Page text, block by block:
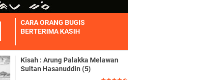
CARA ORANG BUGIS
BERTERIMA KASIH
Kisah : Arung Palakka Melawan
Sultan Hasanuddin (5)